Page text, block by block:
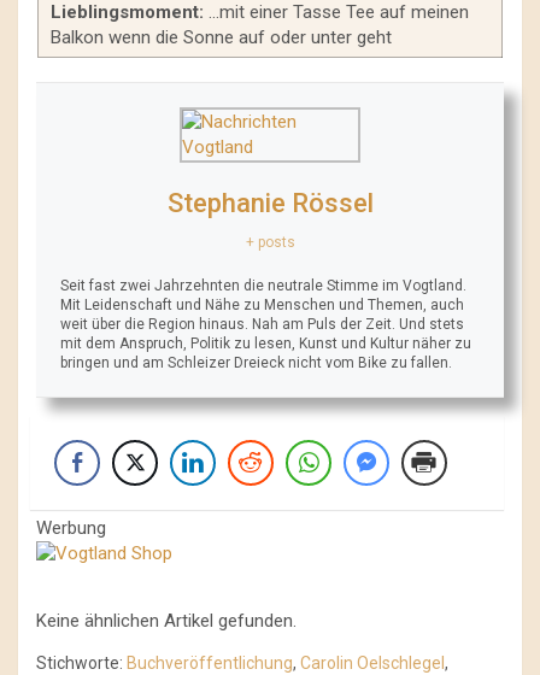
Lieblingsmoment: …mit einer Tasse Tee auf meinen
Balkon wenn die Sonne auf oder unter geht
Stephanie Rössel
+ posts
Seit fast zwei Jahrzehnten die neutrale Stimme im Vogtland.
Mit Leidenschaft und Nähe zu Menschen und Themen, auch
weit über die Region hinaus. Nah am Puls der Zeit. Und stets
mit dem Anspruch, Politik zu lesen, Kunst und Kultur näher zu
bringen und am Schleizer Dreieck nicht vom Bike zu fallen.
Werbung
Keine ähnlichen Artikel gefunden.
Stichworte: Buchveröffentlichung, Carolin Oelschlegel ,